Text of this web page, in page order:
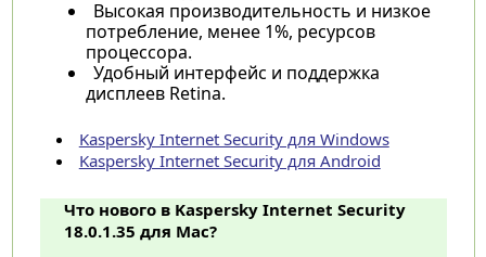
Высокая производительность и низкое
потребление, менее 1%, ресурсов
процессора.
Удобный интерфейс и поддержка
дисплеев Retina.
Kaspersky Internet Security для Windows
Kaspersky Internet Security для Android
Что нового в Kaspersky Internet Security
18.0.1.35 для Mac?